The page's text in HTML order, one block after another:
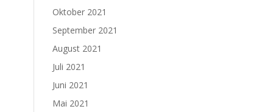
Oktober 2021
September 2021
August 2021
Juli 2021
Juni 2021
Mai 2021